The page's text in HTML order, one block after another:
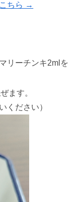
ちら →
リーチンキ2mlを
ます。
ください）